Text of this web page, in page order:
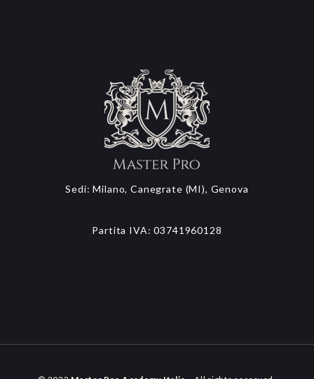
Sedi: Milano, Canegrate (MI), Genova
Partita IVA: 03741960128